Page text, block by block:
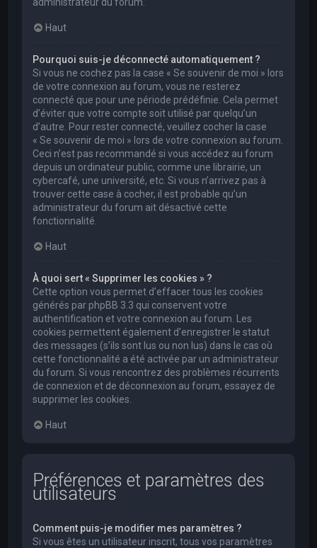
Haut
Pourquoi suis-je déconnecté automatiquement ?
Si vous ne cochez pas la case « Se souvenir de moi » lors
de votre connexion au forum, vous ne resterez
connecté que pour une période prédéfinie. Cela permet
d’éviter que votre compte soit utilisé par quelqu’un
d’autre. Pour rester connecté, veuillez cocher la case
« Se souvenir de moi » lors de votre connexion au forum.
Ceci n’est pas recommandé si vous accédez au forum
depuis un ordinateur public, comme une librairie, un
cybercafé, une université, etc. Si vous n’arrivez pas à
trouver cette case à cocher, il est probable qu’un
administrateur du forum ait désactivé cette
fonctionnalité.
Haut
À quoi sert « Supprimer les cookies » ?
Cette option vous permet d’effacer tous les cookies
générés par phpBB 3.3 qui conservent votre
authentification et votre connexion au forum. Les
cookies permettent également d’enregistrer le statut
des messages (s’ils sont lus ou non lus) dans le cas où
cette fonctionnalité a été activée par un administrateur
du forum. Si vous rencontrez des problèmes récurrents
de connexion et de déconnexion au forum, essayez de
supprimer les cookies.
Haut
Préférences et paramètres des
utilisateurs
Comment puis-je modifier mes paramètres ?
Si vous êtes un utilisateur inscrit, tous vos paramètres